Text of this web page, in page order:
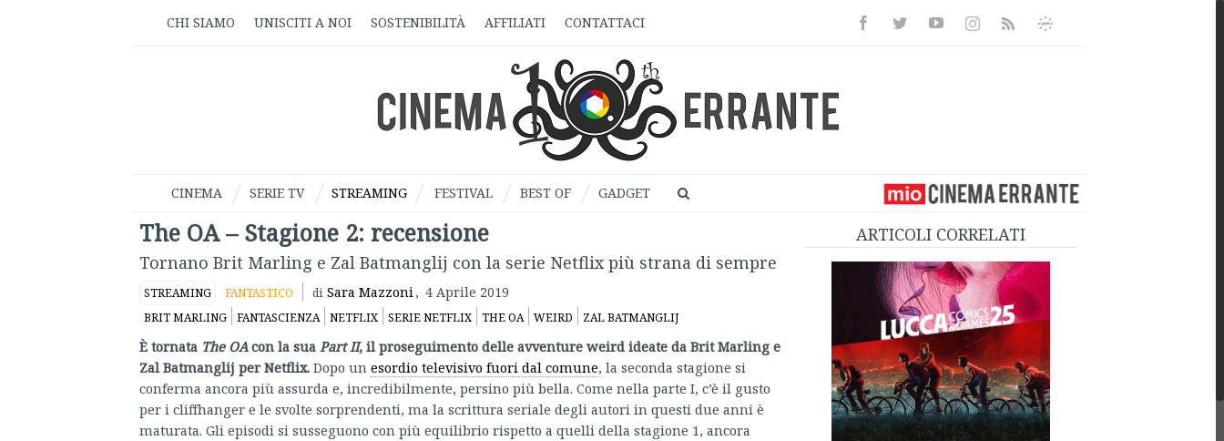
CHI SIAMO UNISCITI A NOI SOSTENIBILITÀ AFFILIATI CONTATTACI FacebookTwitterYoutubeInstagramRss
Informativa
CINEMA SERIE TV STREAMING FESTIVAL BEST OF GADGET
The OA – Stagione 2: recensione
Tornano Brit Marling e Zal Batmanglij con la serie Netflix più strana di sempre
STREAMING FANTASTICO di Sara Mazzoni, 4 Aprile 2019
BRIT MARLING FANTASCIENZA NETFLIX SERIE NETFLIX THE OA WEIRD ZAL BATMANGLIJ
È tornata The OAcon la sua Part II, il proseguimento delle avventure weird ideate da Brit Marling e
Zal Batmanglij per Netflix.Dopo un esordio televisivo fuori dal comune, la seconda stagione si
conferma ancora più assurda e, incredibilmente, persino più bella. Come nella parte I, c’è il gusto
per i cliffhanger e le svolte sorprendenti, ma la scrittura seriale degli autori in questi due anni è
maturata. Gli episodi si susseguono con più equilibrio rispetto a quelli della stagione 1, ancora
ARTICOLI CORRELATI